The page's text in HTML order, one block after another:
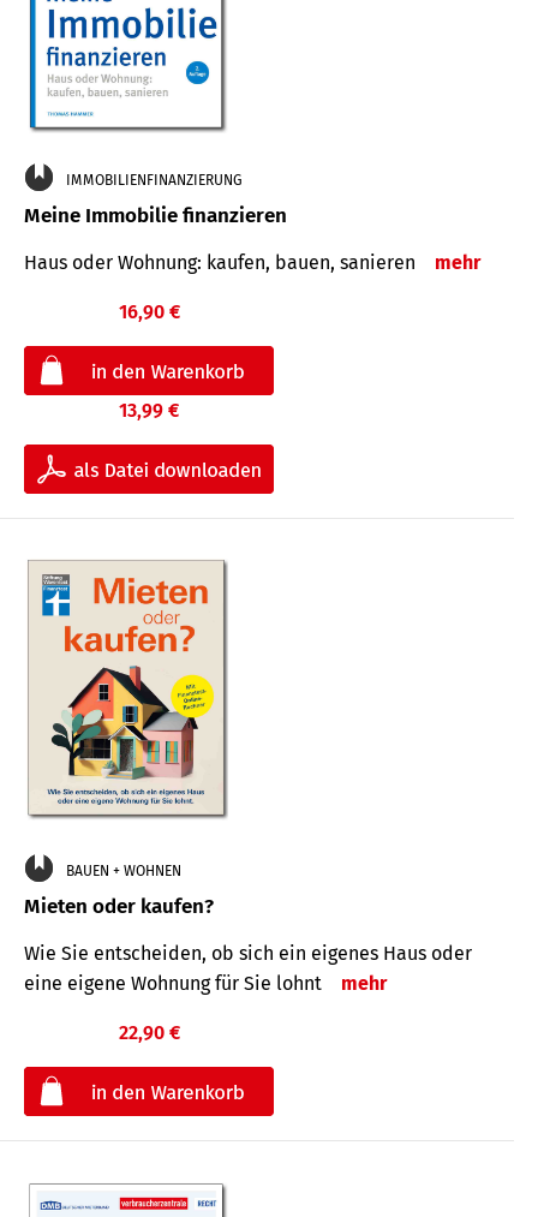
IMMOBILIENFINANZIERUNG
Meine Immobilie finanzieren
Haus oder Wohnung: kaufen, bauen, sanieren mehr
16,90 €
13,99 €
BAUEN + WOHNEN
Mieten oder kaufen?
Wie Sie entscheiden, ob sich ein eigenes Haus oder
eine eigene Wohnung für Sie lohnt
mehr
22,90 €